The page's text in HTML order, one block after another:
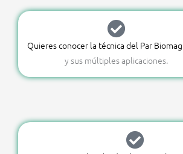
Quieres conocer la técnica del Par
y sus múltiples aplicaciones.